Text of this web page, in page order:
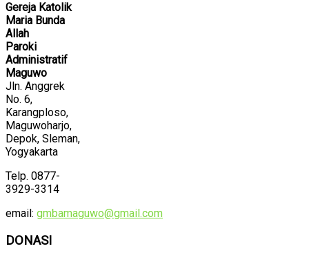
Gereja Katolik
Maria Bunda
Allah
Paroki
Administratif
Maguwo
Jln. Anggrek
No. 6,
Karangploso,
Maguwoharjo,
Depok, Sleman,
Yogyakarta
Telp. 0877-
3929-3314
email: gmbamaguwo@gmail.com
DONASI